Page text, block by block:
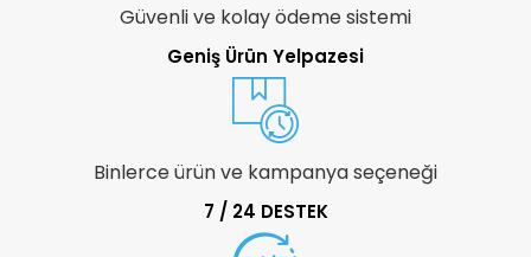
Güvenli ve kolay ödeme sistemi
Geniş Ürün Yelpazesi
Binlerce ürün ve kampanya seçeneği
7 / 24 DESTEK